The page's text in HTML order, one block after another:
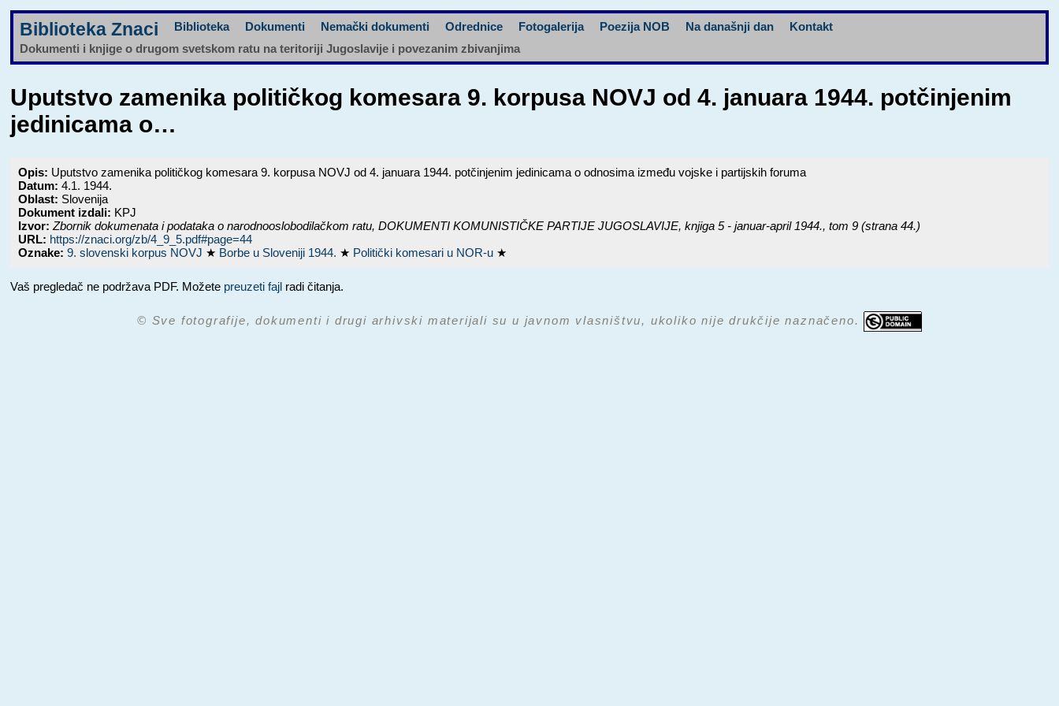
Biblioteka Znaci Biblioteka Dokumenti Nemački dokumenti Odrednice Fotogalerija Poezija NOB Na današnji dan
Kontakt
Dokumenti i knjige o drugom svetskom ratu na teritoriji Jugoslavije i povezanim zbivanjima
Uputstvo zamenika političkog komesara 9. korpusa NOVJ od 4. januara 1944. potčinjenim
jedinicama o…
Opis: Uputstvo zamenika političkog komesara 9. korpusa NOVJ od 4. januara 1944. potčinjenim jedinicama o odnosima između vojske i partijskih foruma
Datum:4.1. 1944.
Oblast: Slovenija
Dokument izdali: KPJ
Izvor: Zbornik dokumenata i podataka o narodnooslobodilačkom ratu,DOKUMENTI KOMUNISTIČKE PARTIJE JUGOSLAVIJE, knjiga 5 - januar-april 1944., tom 9 (strana 44.)
URL: https://znaci.org/zb/4_9_5.pdf#page=44
Oznake:9. slovenski korpus NOVJ ★ Borbe u Sloveniji 1944. ★ Politički komesari u NOR-u ★
Vaš pregledač ne podržava PDF. Možete preuzeti fajl radi čitanja.
© Sve fotografije, dokumenti i drugi arhivski materijali su u javnom vlasništvu, ukoliko nije drukčije naznačeno.